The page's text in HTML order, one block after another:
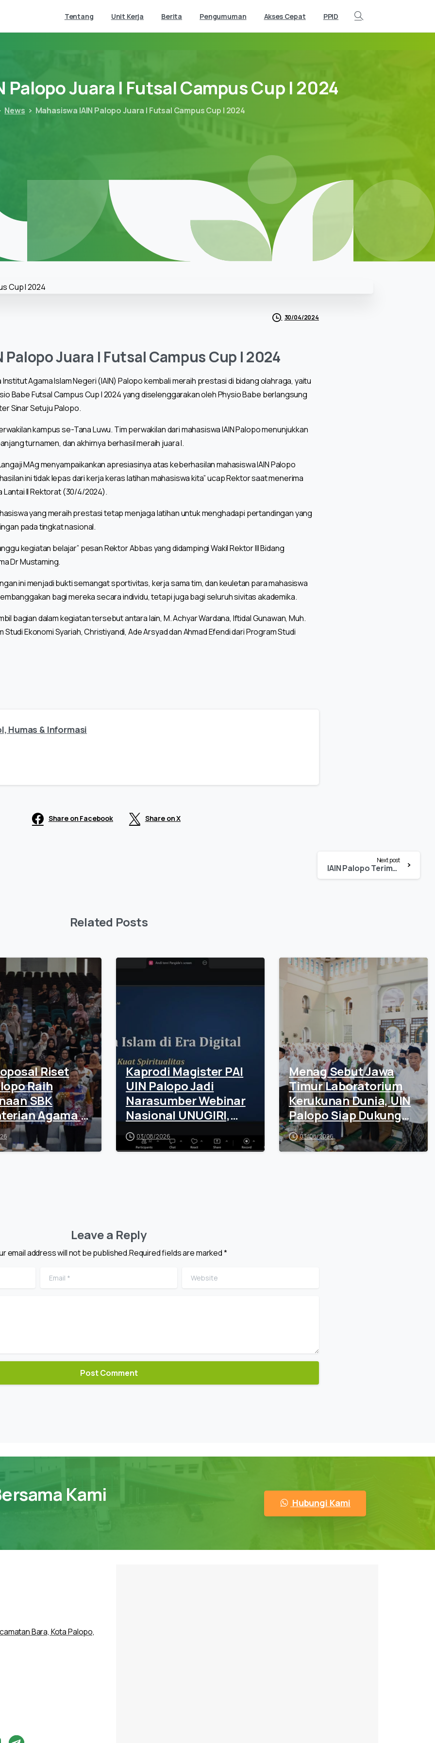
Tentang Unit Kerja Berita Pengumuman Akses Cepat PPID
Search
PalopoJuara I FutsalCampusCup I 2024
News Mahasiswa IAIN Palopo Juara I Futsal Campus Cup I 2024
30/04/2024
Palopo Juara I Futsal Campus Cup I 2024
Agama Islam Negeri (IAIN) Palopo kembali meraih prestasi di bidang olahraga, yaitu
Babe Futsal Campus Cup I 2024 yang diselenggarakan oleh Physio Babe berlangsung
Sinar Setuju Palopo.
kampus se-Tana Luwu. Tim perwakilan dari mahasiswa IAIN Palopo menunjukkan
turnamen, dan akhirnya berhasil meraih juara I.
MAg menyampaikankan apresiasinya atas keberhasilan mahasiswa IAIN Palopo
ini tidak lepas dari kerja keras latihan mahasiswa kita” ucap Rektor saat menerima
Lantai II Rektorat (30/4/2024).
yang meraih prestasi tetap menjaga latihan untuk menghadapi pertandingan yang
pada tingkat nasional.
kegiatan belajar” pesan Rektor Abbas yang didampingi Wakil Rektor III Bidang
Dr Mustaming.
ini menjadi bukti semangat sportivitas, kerja sama tim, dan keuletan para mahasiswa
bagi mereka secara individu, tetapi juga bagi seluruh sivitas akademika.
bagian dalam kegiatan tersebut antara lain, M. Achyar Wardana, Iftidal Gunawan, Muh.
Ekonomi Syariah, Christiyandi, Ade Arsyad dan Ahmad Efendi dari Program Studi
Humas & Informasi
Share on Facebook Share on X
Next post
IAIN Palopo Terima Satu Unit Mobil Bantuan CSR BRI
Related Posts
Riset
Raih
SBK
Agama RI
Juta
Kaprodi Magister PAI
UIN Palopo Jadi
Narasumber Webinar
Nasional UNUGIRI,
Tekankan Sinergi
Teknologi dan
03/08/2026
Menag Sebut Jawa
Timur Laboratorium
Kerukunan Dunia, UIN
Palopo Siap Dukung
Penguatan Moderasi
Beragama
03/08/2026
Leave a Reply
email address will not be published.Required fields are marked *
Email Website
Kami Hubungi Kami
Bara, Kota Palopo,